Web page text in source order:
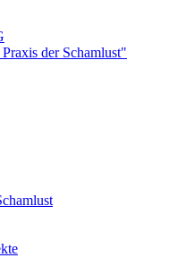
der Schamlust"